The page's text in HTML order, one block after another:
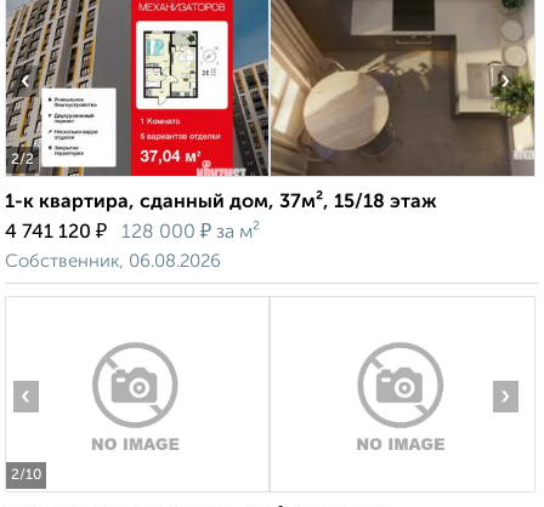
2/2
‹ ›
1-к квартира, сданный дом, 37м², 15/18 этаж
4 741 120 ₽ 128 000 ₽ за м²
Собственник, 06.08.2026
2/10
‹ ›